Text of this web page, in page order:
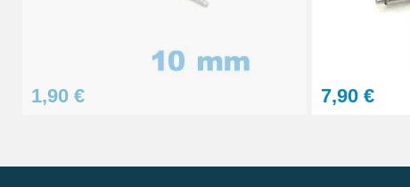
1,90 € 7,90 €